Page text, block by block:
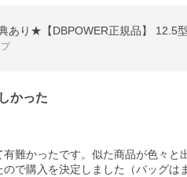
かった
難かったです。似た商品が色々と
で購入を決定しました（バッグは